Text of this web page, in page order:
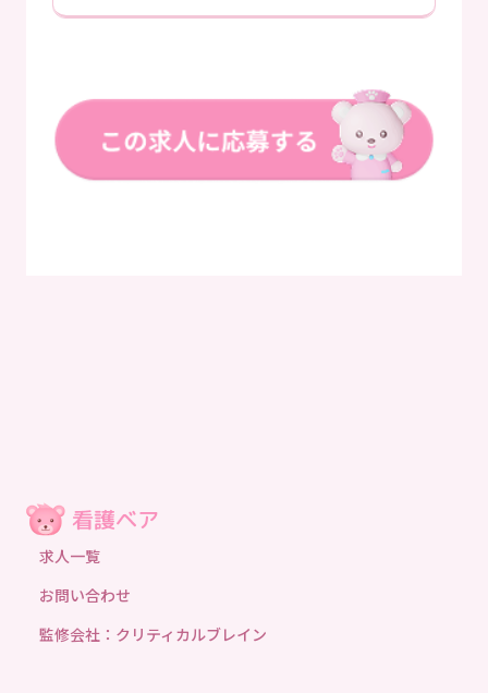
求人一覧
お問い合わせ
監修会社：クリティカルブレイン